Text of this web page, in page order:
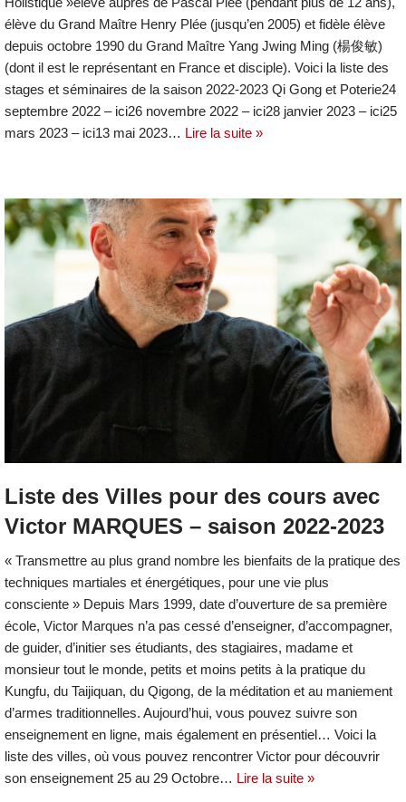
élève du Grand Maître Henry Plée (jusqu’en 2005) et fidèle élève
depuis octobre 1990 du Grand Maître Yang Jwing Ming (楊俊敏)
(dont il est le représentant en France et disciple). Voici la liste des
stages et séminaires de la saison 2022-2023 Qi Gong et Poterie24
septembre 2022 – ici26 novembre 2022 – ici28 janvier 2023 – ici25
mars 2023 – ici13 mai 2023… Lire la suite »
Liste des Villes pour des cours avec
Victor MARQUES – saison 2022-2023
« Transmettre au plus grand nombre les bienfaits de la pratique des
techniques martiales et énergétiques, pour une vie plus
consciente » Depuis Mars 1999, date d’ouverture de sa première
école, Victor Marques n’a pas cessé d’enseigner, d’accompagner,
de guider, d’initier ses étudiants, des stagiaires, madame et
monsieur tout le monde, petits et moins petits à la pratique du
Kungfu, du Taijiquan, du Qigong, de la méditation et au maniement
d’armes traditionnelles. Aujourd’hui, vous pouvez suivre son
enseignement en ligne, mais également en présentiel… Voici la
liste des villes, où vous pouvez rencontrer Victor pour découvrir
son enseignement 25 au 29 Octobre… Lire la suite »